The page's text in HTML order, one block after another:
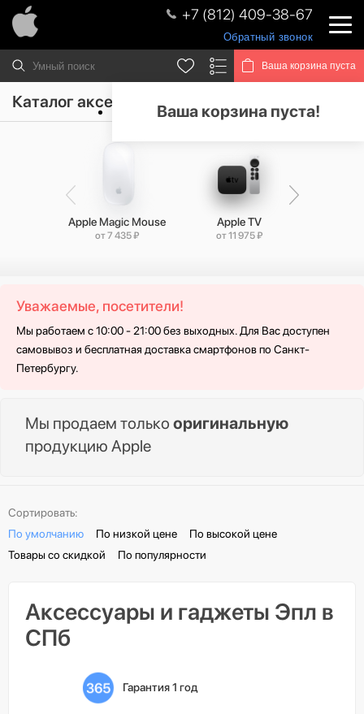
+7 (812) 409-38-67
Обратный звонок
Ваша корзина пуста
Ваша корзина пуста!
Каталог аксессуаров Apple
Apple Magic Mouse
от 7 435 ₽
Apple TV
от 11 975 ₽
Уважаемые, посетители!
Мы работаем с 10:00 - 21:00 без выходных. Для Вас доступен
самовывоз и бесплатная доставка смартфонов по Санкт-
Петербургу.
Мы продаем только оригинальную
продукцию Apple
Сортировать:
По умолчанию
По низкой цене
По высокой цене
Товары со скидкой
По популярности
Аксессуары и гаджеты Эпл в
СПб
Гарантия 1 год